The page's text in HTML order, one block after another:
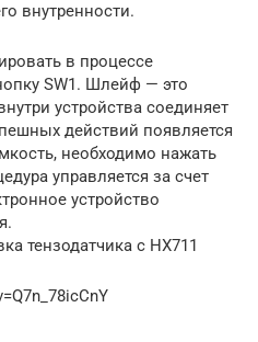
внутренности.
в процессе
SW1. Шлейф — это
устройства соединяет
действий появляется
необходимо нажать
управляется за счет
устройство
тензодатчика с HX711